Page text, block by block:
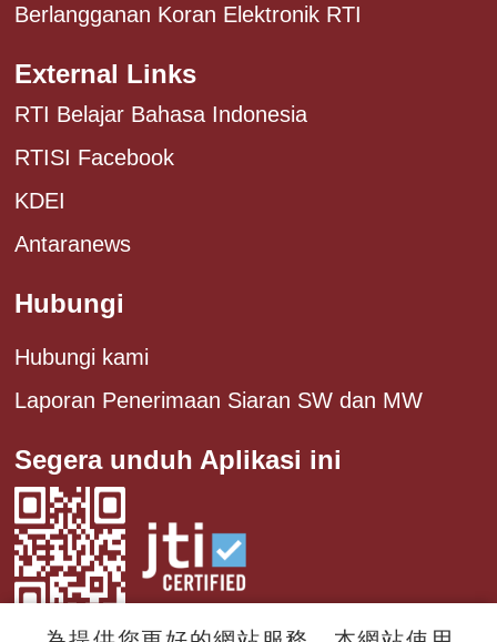
Berlangganan Koran Elektronik RTI
External Links
RTI Belajar Bahasa Indonesia
RTISI Facebook
KDEI
Antaranews
Hubungi
Hubungi kami
Laporan Penerimaan Siaran SW dan MW
Segera unduh Aplikasi ini